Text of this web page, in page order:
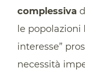
complessiva
le
interesse”
necessità